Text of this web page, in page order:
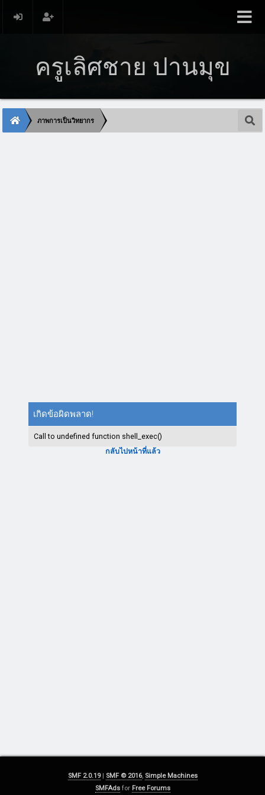
ครูเลิศชาย ปานมุข
ภาพการเป็นวิทยากร
เกิดข้อผิดพลาด!
Call to undefined function shell_exec()
กลับไปหน้าที่แล้ว
SMF 2.0.19| SMF © 2016, Simple Machines
SMFAdsfor Free Forums